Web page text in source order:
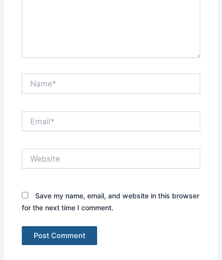
Save my name, email, and website in this browser
for the next time I comment.